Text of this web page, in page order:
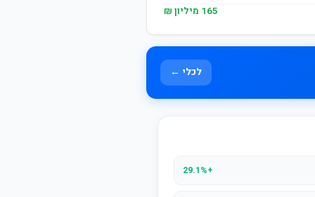
165 מיליון ₪
לכלי ←
+29.1%